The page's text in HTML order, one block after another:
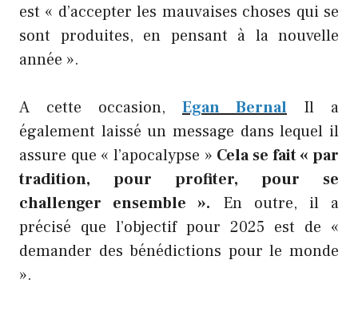
est « d’accepter les mauvaises choses qui se
sont produites, en pensant à la nouvelle
année ».
A cette occasion, Egan Bernal Il a
également laissé un message dans lequel il
assure que « l’apocalypse » Cela se fait « par
tradition, pour profiter, pour se
challenger ensemble ». En outre, il a
précisé que l’objectif pour 2025 est de «
demander des bénédictions pour le monde
».